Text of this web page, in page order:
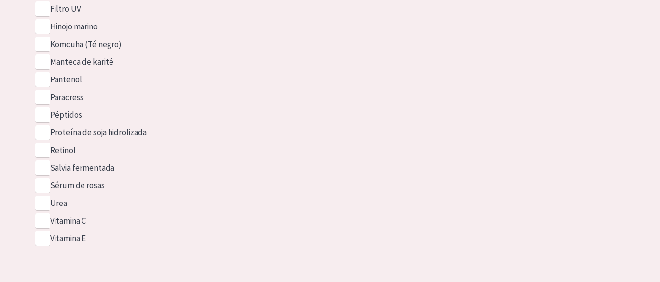
Filtro UV
Hinojo marino
Komcuha (Té negro)
Manteca de karité
Pantenol
Paracress
Péptidos
Proteína de soja hidrolizada
Retinol
Salvia fermentada
Sérum de rosas
Urea
Vitamina C
Vitamina E